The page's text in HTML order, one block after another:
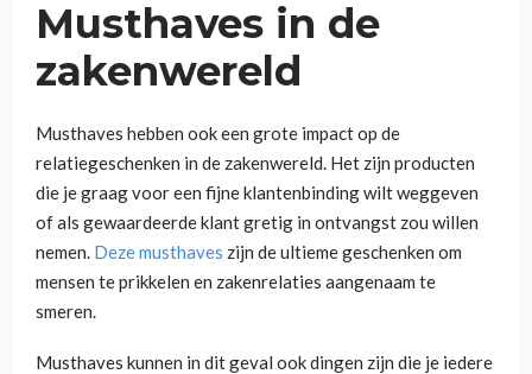
Musthaves in de
zakenwereld
Musthaves hebben ook een grote impact op de
relatiegeschenken in de zakenwereld. Het zijn producten
die je graag voor een fijne klantenbinding wilt weggeven
of als gewaardeerde klant gretig in ontvangst zou willen
nemen. Deze musthaves zijn de ultieme geschenken om
mensen te prikkelen en zakenrelaties aangenaam te
smeren.
Musthaves kunnen in dit geval ook dingen zijn die je iedere